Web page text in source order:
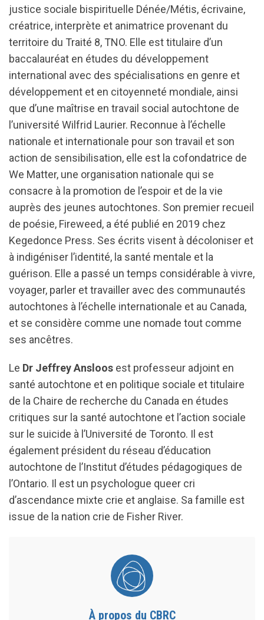
justice sociale bispirituelle Dénée/Métis, écrivaine,
créatrice, interprète et animatrice provenant du
territoire du Traité 8, TNO. Elle est titulaire d’un
baccalauréat en études du développement
international avec des spécialisations en genre et
développement et en citoyenneté mondiale, ainsi
que d’une maîtrise en travail social autochtone de
l’université Wilfrid Laurier. Reconnue à l’échelle
nationale et internationale pour son travail et son
action de sensibilisation, elle est la cofondatrice de
We Matter, une organisation nationale qui se
consacre à la promotion de l’espoir et de la vie
auprès des jeunes autochtones. Son premier recueil
de poésie, Fireweed, a été publié en 2019 chez
Kegedonce Press. Ses écrits visent à décoloniser et
à indigéniser l’identité, la santé mentale et la
guérison. Elle a passé un temps considérable à vivre,
voyager, parler et travailler avec des communautés
autochtones à l’échelle internationale et au Canada,
et se considère comme une nomade tout comme
ses ancêtres.
Le Dr Jeffrey Ansloos est professeur adjoint en
santé autochtone et en politique sociale et titulaire
de la Chaire de recherche du Canada en études
critiques sur la santé autochtone et l’action sociale
sur le suicide à l’Université de Toronto. Il est
également président du réseau d’éducation
autochtone de l’Institut d’études pédagogiques de
l’Ontario. Il est un psychologue queer cri
d’ascendance mixte crie et anglaise. Sa famille est
issue de la nation crie de Fisher River.
À propos du CBRC